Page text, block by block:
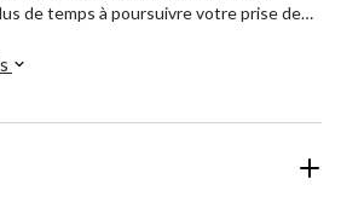
de temps à poursuivre votre prise de